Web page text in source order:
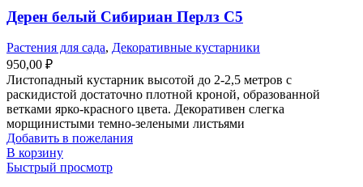
Дерен белый Сибириан Перлз С5
Растения для сада, Декоративные кустарники
950,00 ₽
Листопадный кустарник высотой до 2-2,5 метров с
раскидистой достаточно плотной кроной, образованной
ветками ярко-красного цвета. Декоративен слегка
морщинистыми темно-зелеными листьями
Добавить в пожелания
В корзину
Быстрый просмотр